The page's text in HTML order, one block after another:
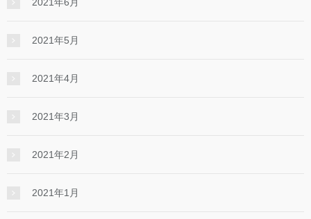
2021年5月
2021年4月
2021年3月
2021年2月
2021年1月